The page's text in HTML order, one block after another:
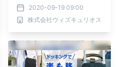
ラベラーが選んだ「移動を
もっと楽にする」バッグ
先行予約受付中！
2020-09-19 09:00
株式会社ウィズキュリオス